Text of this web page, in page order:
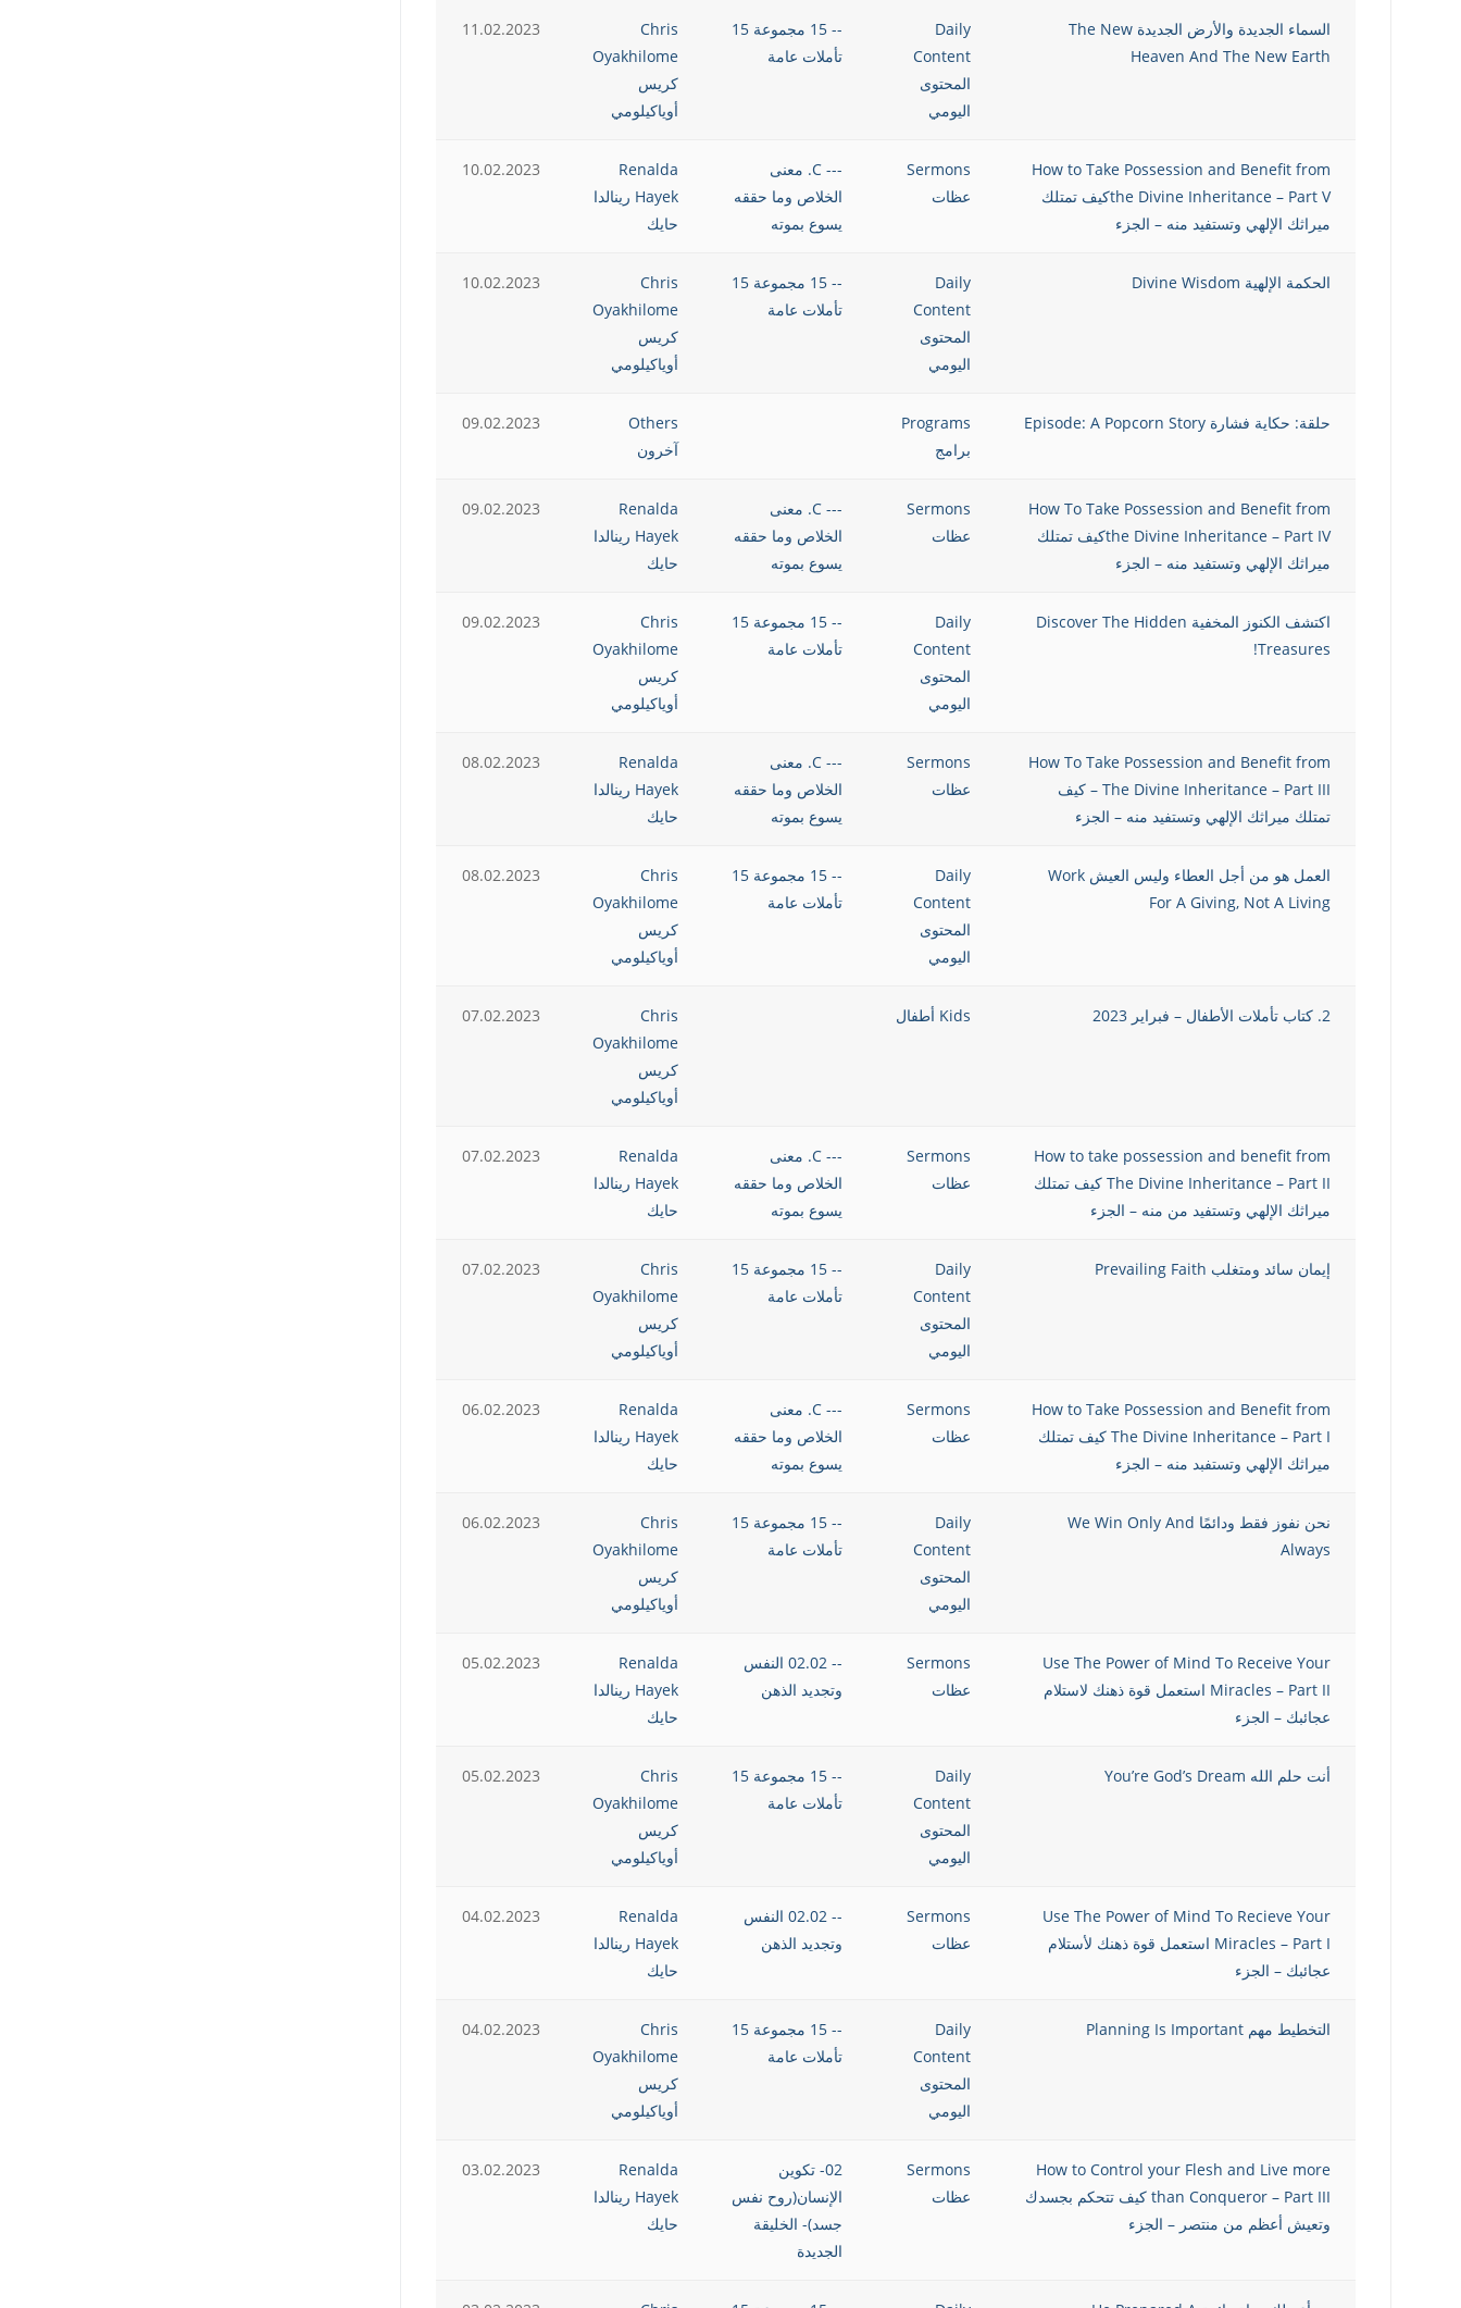
السماء الجديدة والأرض الجديدة The New
Heaven And The New Earth
Daily
Content
المحتوى
اليومي
-- 15 مجموعة 15
تأملات عامة
Chris
Oyakhilome
كريس
أوياكيلومي
11.02.2023
How to Take Possession and Benefit from
the Divine Inheritance – Part Vكيف تمتلك
ميراثك الإلهي وتستفيد منه – الجزء
Sermons
عظات
--- C. معنى
الخلاص وما حققه
يسوع بموته
Renalda
Hayek رينالدا
حايك
10.02.2023
الحكمة الإلهية Divine Wisdom
Daily
Content
المحتوى
اليومي
-- 15 مجموعة 15
تأملات عامة
Chris
Oyakhilome
كريس
أوياكيلومي
10.02.2023
حلقة: حكاية فشارة Episode: A Popcorn Story
Programs
برامج
Others
آخرون
09.02.2023
How To Take Possession and Benefit from
the Divine Inheritance – Part IVكيف تمتلك
ميراثك الإلهي وتستفيد منه – الجزء
Sermons
عظات
--- C. معنى
الخلاص وما حققه
يسوع بموته
Renalda
Hayek رينالدا
حايك
09.02.2023
اكتشف الكنوز المخفية Discover The Hidden
Treasures!
Daily
Content
المحتوى
اليومي
-- 15 مجموعة 15
تأملات عامة
Chris
Oyakhilome
كريس
أوياكيلومي
09.02.2023
How To Take Possession and Benefit from
The Divine Inheritance – Part III – كيف
تمتلك ميراثك الإلهي وتستفيد منه – الجزء
Sermons
عظات
--- C. معنى
الخلاص وما حققه
يسوع بموته
Renalda
Hayek رينالدا
حايك
08.02.2023
العمل هو من أجل العطاء وليس العيش Work
For A Giving, Not A Living
Daily
Content
المحتوى
اليومي
-- 15 مجموعة 15
تأملات عامة
Chris
Oyakhilome
كريس
أوياكيلومي
08.02.2023
2. كتاب تأملات الأطفال – فبراير 2023 Kids أطفال
Chris
Oyakhilome
كريس
أوياكيلومي
07.02.2023
How to take possession and benefit from
The Divine Inheritance – Part II كيف تمتلك
ميراثك الإلهي وتستفيد من منه – الجزء
Sermons
عظات
--- C. معنى
الخلاص وما حققه
يسوع بموته
Renalda
Hayek رينالدا
حايك
07.02.2023
إيمان سائد ومتغلب Prevailing Faith
Daily
Content
المحتوى
اليومي
-- 15 مجموعة 15
تأملات عامة
Chris
Oyakhilome
كريس
أوياكيلومي
07.02.2023
How to Take Possession and Benefit from
The Divine Inheritance – Part I كيف تمتلك
ميراثك الإلهي وتستفبد منه – الجزء
Sermons
عظات
--- C. معنى
الخلاص وما حققه
يسوع بموته
Renalda
Hayek رينالدا
حايك
06.02.2023
نحن نفوز فقط ودائمًا We Win Only And
Always
Daily
Content
المحتوى
اليومي
-- 15 مجموعة 15
تأملات عامة
Chris
Oyakhilome
كريس
أوياكيلومي
06.02.2023
Use The Power of Mind To Receive Your
Miracles – Part II استعمل قوة ذهنك لاستلام
عجائبك – الجزء
Sermons
عظات
-- 02.02 النفس
وتجديد الذهن
Renalda
Hayek رينالدا
حايك
05.02.2023
أنت حلم الله You’re God’s Dream
Daily
Content
المحتوى
اليومي
-- 15 مجموعة 15
تأملات عامة
Chris
Oyakhilome
كريس
أوياكيلومي
05.02.2023
Use The Power of Mind To Recieve Your
Miracles – Part I استعمل قوة ذهنك لأستلام
عجائبك – الجزء
Sermons
عظات
-- 02.02 النفس
وتجديد الذهن
Renalda
Hayek رينالدا
حايك
04.02.2023
التخطيط مهم Planning Is Important
Daily
Content
المحتوى
اليومي
-- 15 مجموعة 15
تأملات عامة
Chris
Oyakhilome
كريس
أوياكيلومي
04.02.2023
How to Control your Flesh and Live more
than Conqueror – Part III كيف تتحكم بجسدك
وتعيش أعظم من منتصر – الجزء
Sermons
عظات
02- تكوين
الإنسان(روح نفس
جسد)- الخليقة
الجديدة
Renalda
Hayek رينالدا
حايك
03.02.2023